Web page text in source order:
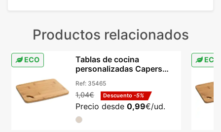
Productos relacionados
ECO
Tablas de cocina
personalizadas Capers
Ref: 35465
1,04€ Descuento -5%
Precio desde 0,99€/ud.
ECO